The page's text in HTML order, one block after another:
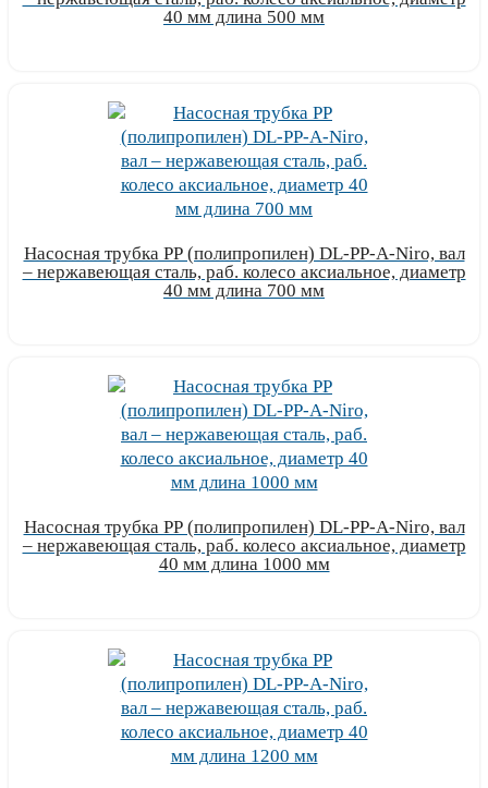
40 мм длина 500 мм
Насосная трубка РР (полипропилен) DL-PP-A-Niro, вал
– нержавеющая сталь, раб. колесо аксиальное, диаметр
40 мм длина 700 мм
Насосная трубка РР (полипропилен) DL-PP-A-Niro, вал
– нержавеющая сталь, раб. колесо аксиальное, диаметр
40 мм длина 1000 мм